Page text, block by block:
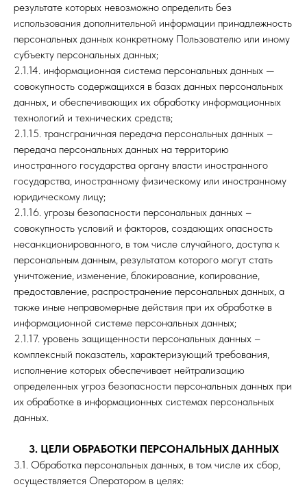
результате которых невозможно определить без
использования дополнительной информации принадлежность
персональных данных конкретному Пользователю или иному
субъекту персональных данных;
2.1.14. информационная система персональных данных —
совокупность содержащихся в базах данных персональных
данных, и обеспечивающих их обработку информационных
технологий и технических средств;
2.1.15. трансграничная передача персональных данных –
передача персональных данных на территорию
иностранного государства органу власти иностранного
государства, иностранному физическому или иностранному
юридическому лицу;
2.1.16. угрозы безопасности персональных данных –
совокупность условий и факторов, создающих опасность
несанкционированного, в том числе случайного, доступа к
персональным данным, результатом которого могут стать
уничтожение, изменение, блокирование, копирование,
предоставление, распространение персональных данных, а
также иные неправомерные действия при их обработке в
информационной системе персональных данных;
2.1.17. уровень защищенности персональных данных –
комплексный показатель, характеризующий требования,
исполнение которых обеспечивает нейтрализацию
определенных угроз безопасности персональных данных при
их обработке в информационных системах персональных
данных.
3. ЦЕЛИ ОБРАБОТКИ ПЕРСОНАЛЬНЫХ ДАННЫХ
3.1. Обработка персональных данных, в том числе их сбор,
осуществляется Оператором в целях: